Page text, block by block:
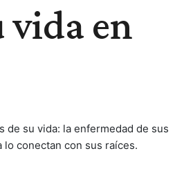
vida en
de su vida: la enfermedad de sus
conectan con sus raíces.